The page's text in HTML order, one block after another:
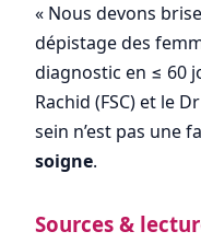
« Nous devons
dépistage des
diagnostic en ≤ 60
Rachid (FSC) et le
sein n’est pas une
soigne.
Sources &